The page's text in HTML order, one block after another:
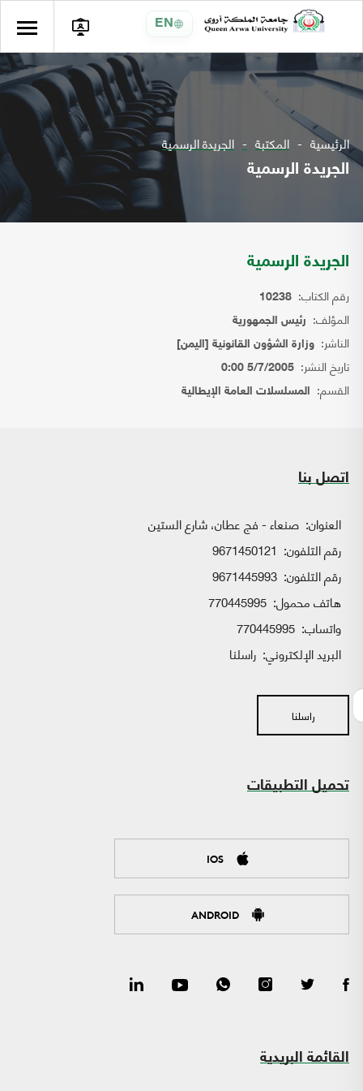
EN
الرئيسية المكتبة الجريدة الرسمية
الجريدة الرسمية
الجريدة الرسمية
رقم الكتاب: 10238
المؤلف: رئيس الجمهورية
الناشر: وزارة الشؤون القانونية [اليمن]
تاريخ النشر: 5/7/2005 0:00
القسم: المسلسلات العامة الإيطالية
اتصل بنا
العنوان: صنعاء - فج عطان، شارع الستين
رقم التلفون: 9671450121
رقم التلفون: 9671445993
هاتف محمول: 770445995
واتساب:
البريد الإلكتروني: راسلنا
راسلنا
تحميل التطبيقات
IOS
ANDROID
القائمة البريدية